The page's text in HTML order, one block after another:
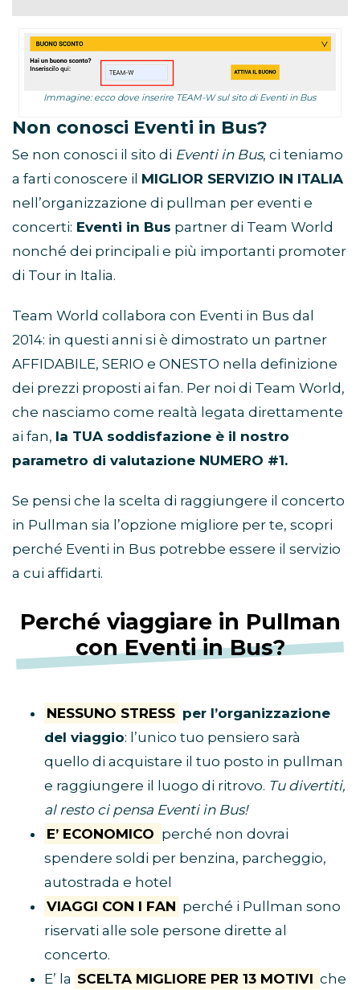
Immagine: ecco dove inserire TEAM-W sul sito di Eventi in Bus
Non conosci Eventi in Bus?
Se non conosci il sito di Eventi in Bus, ci teniamo
a farti conoscere il MIGLIOR SERVIZIO IN ITALIA
nell’organizzazione di pullman per eventi e
concerti: Eventi in Bus partner di Team World
nonché dei principali e più importanti promoter
di Tour in Italia.
Team World collabora con Eventi in Bus dal
2014: in questi anni si è dimostrato un partner
AFFIDABILE, SERIO e ONESTO nella definizione
dei prezzi proposti ai fan. Per noi di Team World,
che nasciamo come realtà legata direttamente
ai fan, la TUA soddisfazione è il nostro
parametro di valutazione NUMERO #1.
Se pensi che la scelta di raggiungere il concerto
in Pullman sia l’opzione migliore per te, scopri
perché Eventi in Bus potrebbe essere il servizio
a cui affidarti.
Perché viaggiare in Pullman
con Eventi in Bus?
NESSUNO STRESS per l’organizzazione
del viaggio: l’unico tuo pensiero sarà
quello di acquistare il tuo posto in pullman
e raggiungere il luogo di ritrovo. Tu divertiti,
al resto ci pensa Eventi in Bus!
E’ ECONOMICO perché non dovrai
spendere soldi per benzina, parcheggio,
autostrada e hotel
VIAGGI CON I FAN perché i Pullman sono
riservati alle sole persone dirette al
concerto.
E’ la SCELTA MIGLIORE PER 13 MOTIVI che